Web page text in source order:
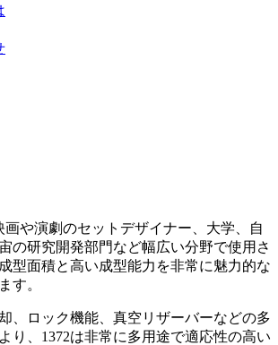
画や演劇のセットデザイナー、大学、自
の研究開発部門など幅広い分野で使用さ
型面積と高い成型能力を非常に魅力的な
す。
、ロック機能、真空リザーバーなどの多
り、1372は非常に多用途で適応性の高い